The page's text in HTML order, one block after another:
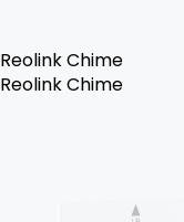
Reolink Chime
Reolink Chime